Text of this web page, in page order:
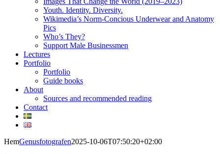
Youth. Identity. Diversity.
Wikimedia’s Norm-Concious Underwear and Anatomy
Pics
Who’s They?
Support Male Businessmen
Lectures
Portfolio
Portfolio
Guide books
About
Sources and recommended reading
Contact
HemGenusfotografen2025-10-06T07:50:20+02:00